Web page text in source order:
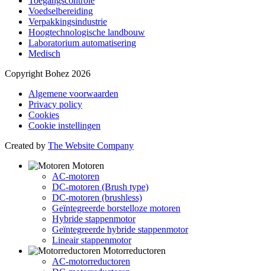
Voedselbereiding
Verpakkingsindustrie
Hoogtechnologische landbouw
Laboratorium automatisering
Medisch
Copyright Bohez 2026
Algemene voorwaarden
Privacy policy
Cookies
Cookie instellingen
Created by The Website Company
Motoren
AC-motoren
DC-motoren (Brush type)
DC-motoren (brushless)
Geïntegreerde borstelloze motoren
Hybride stappenmotor
Geïntegreerde hybride stappenmotor
Lineair stappenmotor
Motorreductoren
AC-motorreductoren